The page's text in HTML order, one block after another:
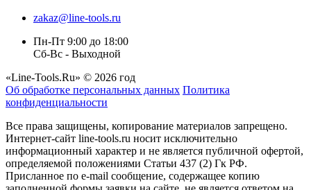
zakaz@line-tools.ru
Пн-Пт 9:00 до 18:00
Сб-Вс - Выходной
«Line-Tools.Ru» © 2026 год
Об обработке персональных данных Политика
конфиденциальности
Все права защищены, копирование материалов запрещено.
Интернет-сайт line-tools.ru носит исключительно
информационный характер и не является публичной офертой,
определяемой положениями Статьи 437 (2) Гк РФ.
Присланное по e-mail сообщение, содержащее копию